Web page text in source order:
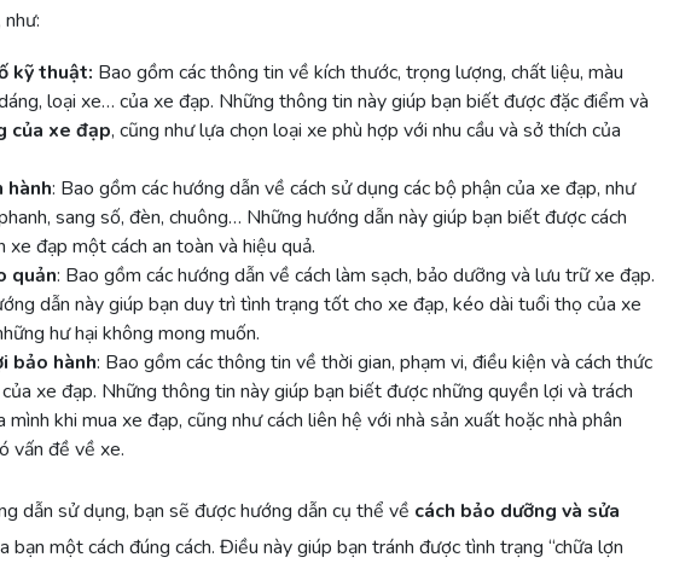
kỹ thuật: Bao gồm các thông tin về kích thước, trọng lượng, chất liệu, màu
loại xe… của xe đạp. Những thông tin này giúp bạn biết được đặc điểm và
của xe đạp, cũng như lựa chọn loại xe phù hợp với nhu cầu và sở thích của
hành: Bao gồm các hướng dẫn về cách sử dụng các bộ phận của xe đạp, như
sang số, đèn, chuông… Những hướng dẫn này giúp bạn biết được cách
xe đạp một cách an toàn và hiệu quả.
quản: Bao gồm các hướng dẫn về cách làm sạch, bảo dưỡng và lưu trữ xe đạp.
dẫn này giúp bạn duy trì tình trạng tốt cho xe đạp, kéo dài tuổi thọ của xe
hư hại không mong muốn.
bảo hành: Bao gồm các thông tin về thời gian, phạm vi, điều kiện và cách thức
xe đạp. Những thông tin này giúp bạn biết được những quyền lợi và trách
mình khi mua xe đạp, cũng như cách liên hệ với nhà sản xuất hoặc nhà phân
vấn đề về xe.
dẫn sử dụng, bạn sẽ được hướng dẫn cụ thể về cách bảo dưỡng và sửa
bạn một cách đúng cách. Điều này giúp bạn tránh được tình trạng “chữa lợn